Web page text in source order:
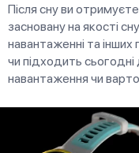
Після сну ви
засновану на якості
навантаженні та
чи підходить
навантаження чи варто